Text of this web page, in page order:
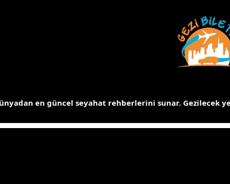
en güncel seyahat rehberlerini sunar. Gezilecek